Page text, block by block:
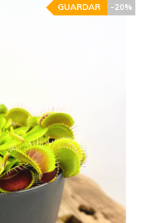
-20%
GUARDAR